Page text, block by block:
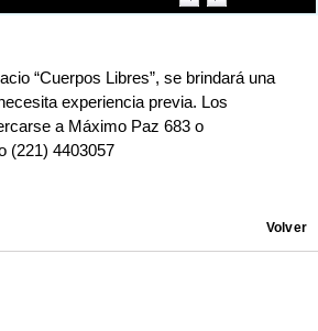
“Cuerpos Libres”, se brindará una
experiencia previa. Los
a Máximo Paz 683 o
(221) 4403057
Volver